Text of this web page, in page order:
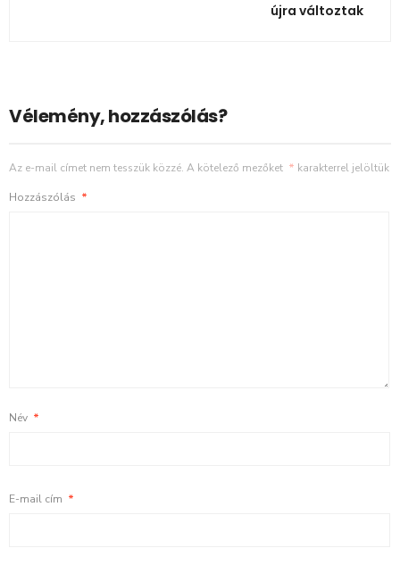
újra változtak
Vélemény, hozzászólás?
Az e-mail címet nem tesszük közzé. A kötelező mezőket * karakterrel jelöltük
Hozzászólás *
Név *
E-mail cím *